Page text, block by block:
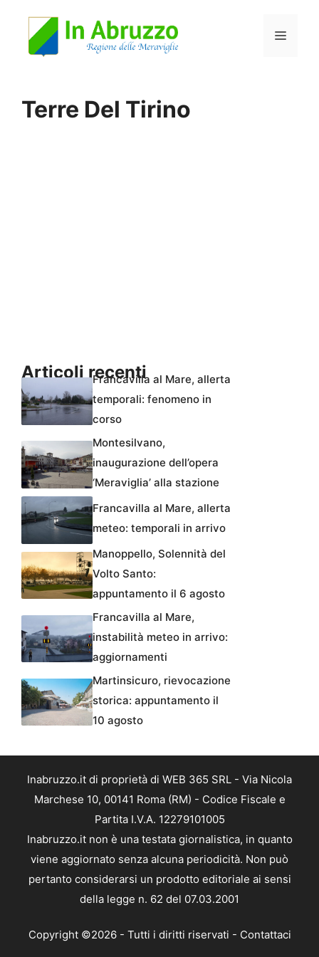
Menu
Terre Del Tirino
Articoli recentiFrancavilla al Mare, allerta
temporali: fenomeno in
corso
Montesilvano,
inaugurazione dell’opera
‘Meraviglia’ alla stazione
Francavilla al Mare, allerta
meteo: temporali in arrivo
Manoppello, Solennità del
Volto Santo:
appuntamento il 6 agosto
Francavilla al Mare,
instabilità meteo in arrivo:
aggiornamenti
Martinsicuro, rievocazione
storica: appuntamento il
10 agosto
Inabruzzo.it di proprietà di WEB 365 SRL - Via Nicola
Marchese 10, 00141 Roma (RM) - Codice Fiscale e
Partita I.V.A. 12279101005
Inabruzzo.it non è una testata giornalistica, in quanto
viene aggiornato senza alcuna periodicità. Non può
pertanto considerarsi un prodotto editoriale ai sensi
della legge n. 62 del 07.03.2001
Copyright ©2026 - Tutti i diritti riservati - Contattaci